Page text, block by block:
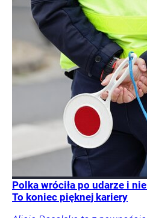
Polka wróciła po udarze i
To koniec pięknej kariery